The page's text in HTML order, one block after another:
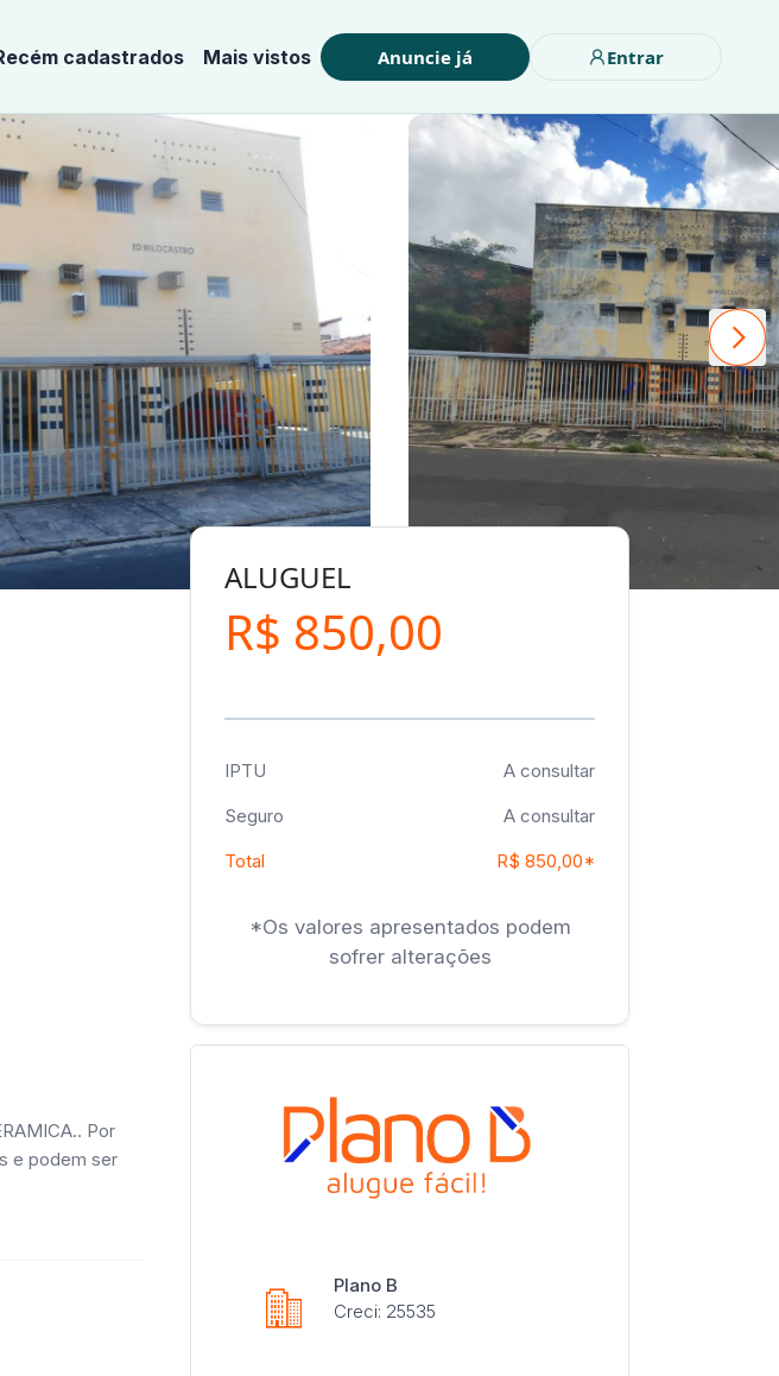
cadastrados Mais vistos Entrar
Anuncie já
Por
e podem ser
ALUGUEL
R$ 850,00
IPTU
A consultar
Seguro
A consultar
Total
R$ 850,00*
*Os valores apresentados podem
sofrer alterações
Plano B
Creci: 25535